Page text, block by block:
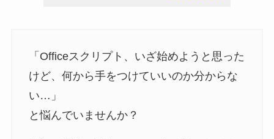
「Officeスクリプト、いざ始めようと思った
けど、何から手をつけていいのか分からな
い…」
と悩んでいませんか？